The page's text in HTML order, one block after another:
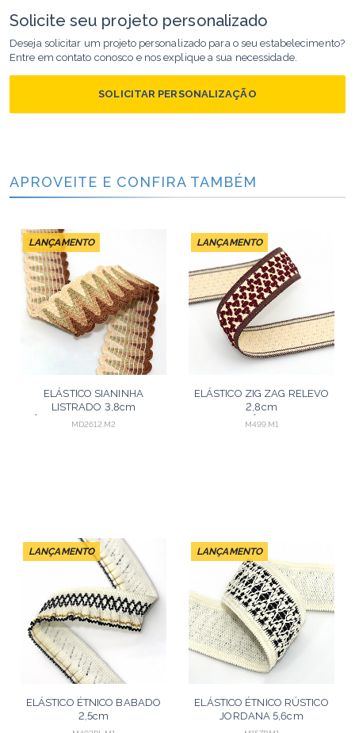
Solicite seu projeto personalizado
Deseja solicitar um projeto personalizado para o seu estabelecimento?
Entre em contato conosco e nos explique a sua necessidade.
SOLICITAR PERSONALIZAÇÃO
APROVEITE E CONFIRA TAMBÉM
LANÇAMENTO
ELÁSTICO SIANINHA
LISTRADO 3,8cm
PÊSSEGO/BEGE/MARROM
MD2612.M2
LANÇAMENTO
ELÁSTICO ZIG ZAG RELEVO
2,8cm
MARROM/PÊSSEGO/VINHO
M499.M1
LANÇAMENTO
ELÁSTICO ÉTNICO BABADO
2,5cm
CHAMPAGNE/PRETO/OURO
LANÇAMENTO
ELÁSTICO ÉTNICO RÚSTICO
JORDANA 5,6cm
CHAMPAGNE/PRETO 25m